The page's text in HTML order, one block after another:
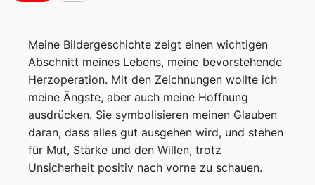
Meine Bildergeschichte zeigt einen wichtigen
Abschnitt meines Lebens, meine bevorstehende
Herzoperation. Mit den Zeichnungen wollte ich
meine Ängste, aber auch meine Hoffnung
ausdrücken. Sie symbolisieren meinen Glauben
daran, dass alles gut ausgehen wird, und stehen
für Mut, Stärke und den Willen, trotz
Unsicherheit positiv nach vorne zu schauen.